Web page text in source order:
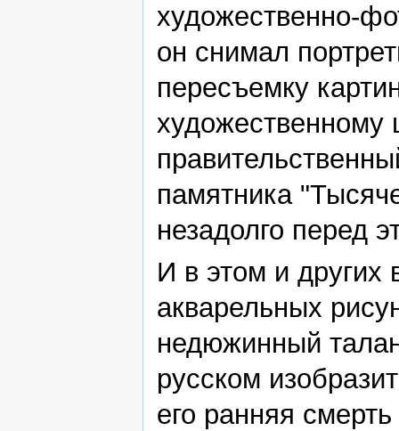
художественно-
он снимал
пересъемку
художественному
памятника
незадолго перед
И в этом и других
акварельных
недюжинный
русском
его ранняя